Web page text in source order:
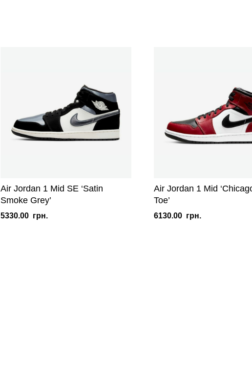
Air Jordan 1 Mid SE ‘Satin
Smoke Grey’
5330.00 грн.
Air Jordan 1 Mid
Toe’
6130.00 грн.